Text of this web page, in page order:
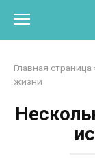
контенту
Главная страница
жизни